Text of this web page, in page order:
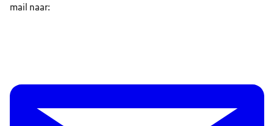
mail naar: